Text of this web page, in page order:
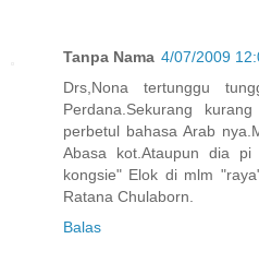
Tanpa Nama 4/07/2009
Drs,Nona tertunggu
Perdana.Sekurang
perbetul bahasa Arab
Abasa kot.Ataupun dia
kongsie" Elok di mlm
Ratana Chulaborn.
Balas